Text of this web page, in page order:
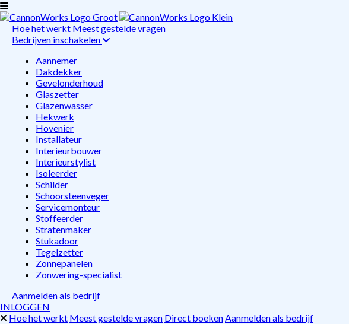
Hoe het werkt Meest gestelde vragen
Bedrijven inschakelen
Aannemer
Dakdekker
Gevelonderhoud
Glaszetter
Glazenwasser
Hekwerk
Hovenier
Installateur
Interieurbouwer
Interieurstylist
Isoleerder
Schilder
Schoorsteenveger
Servicemonteur
Stoffeerder
Stratenmaker
Stukadoor
Tegelzetter
Zonnepanelen
Zonwering-specialist
Aanmelden als bedrijf
INLOGGEN
Hoe het werkt Meest gestelde vragen Direct boekenAanmelden als bedrijf